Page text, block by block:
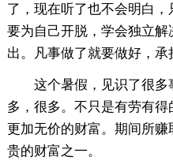
了，现在听了也不会明白
要为自己开脱，学会独立
出。凡事做了就要做好，承
这个暑假，见识了很
多，很多。不只是有劳有
更加无价的财富。期间所
贵的财富之一。